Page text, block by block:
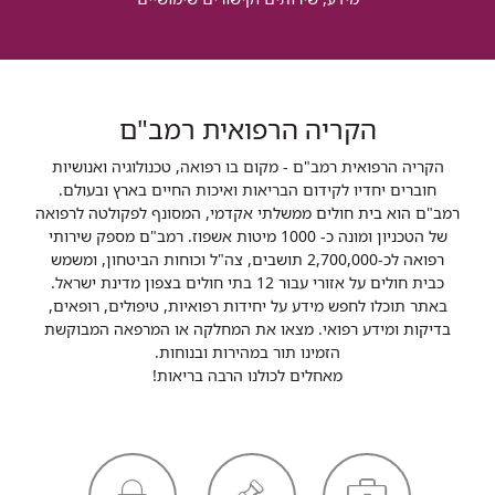
הקריה הרפואית רמב"ם
הקריה הרפואית רמב"ם - מקום בו רפואה, טכנולוגיה ואנושיות
חוברים יחדיו לקידום הבריאות ואיכות החיים בארץ ובעולם.
רמב"ם הוא בית חולים ממשלתי אקדמי, המסונף לפקולטה לרפואה
של הטכניון ומונה כ- 1000 מיטות אשפוז. רמב"ם מספק שירותי
רפואה לכ-2,700,000 תושבים, צה"ל וכוחות הביטחון, ומשמש
כבית חולים על אזורי עבור 12 בתי חולים בצפון מדינת ישראל.
באתר תוכלו לחפש מידע על יחידות רפואיות, טיפולים, רופאים,
בדיקות ומידע רפואי. מצאו את המחלקה או המרפאה המבוקשת
הזמינו תור במהירות ובנוחות.
מאחלים לכולנו הרבה בריאות!